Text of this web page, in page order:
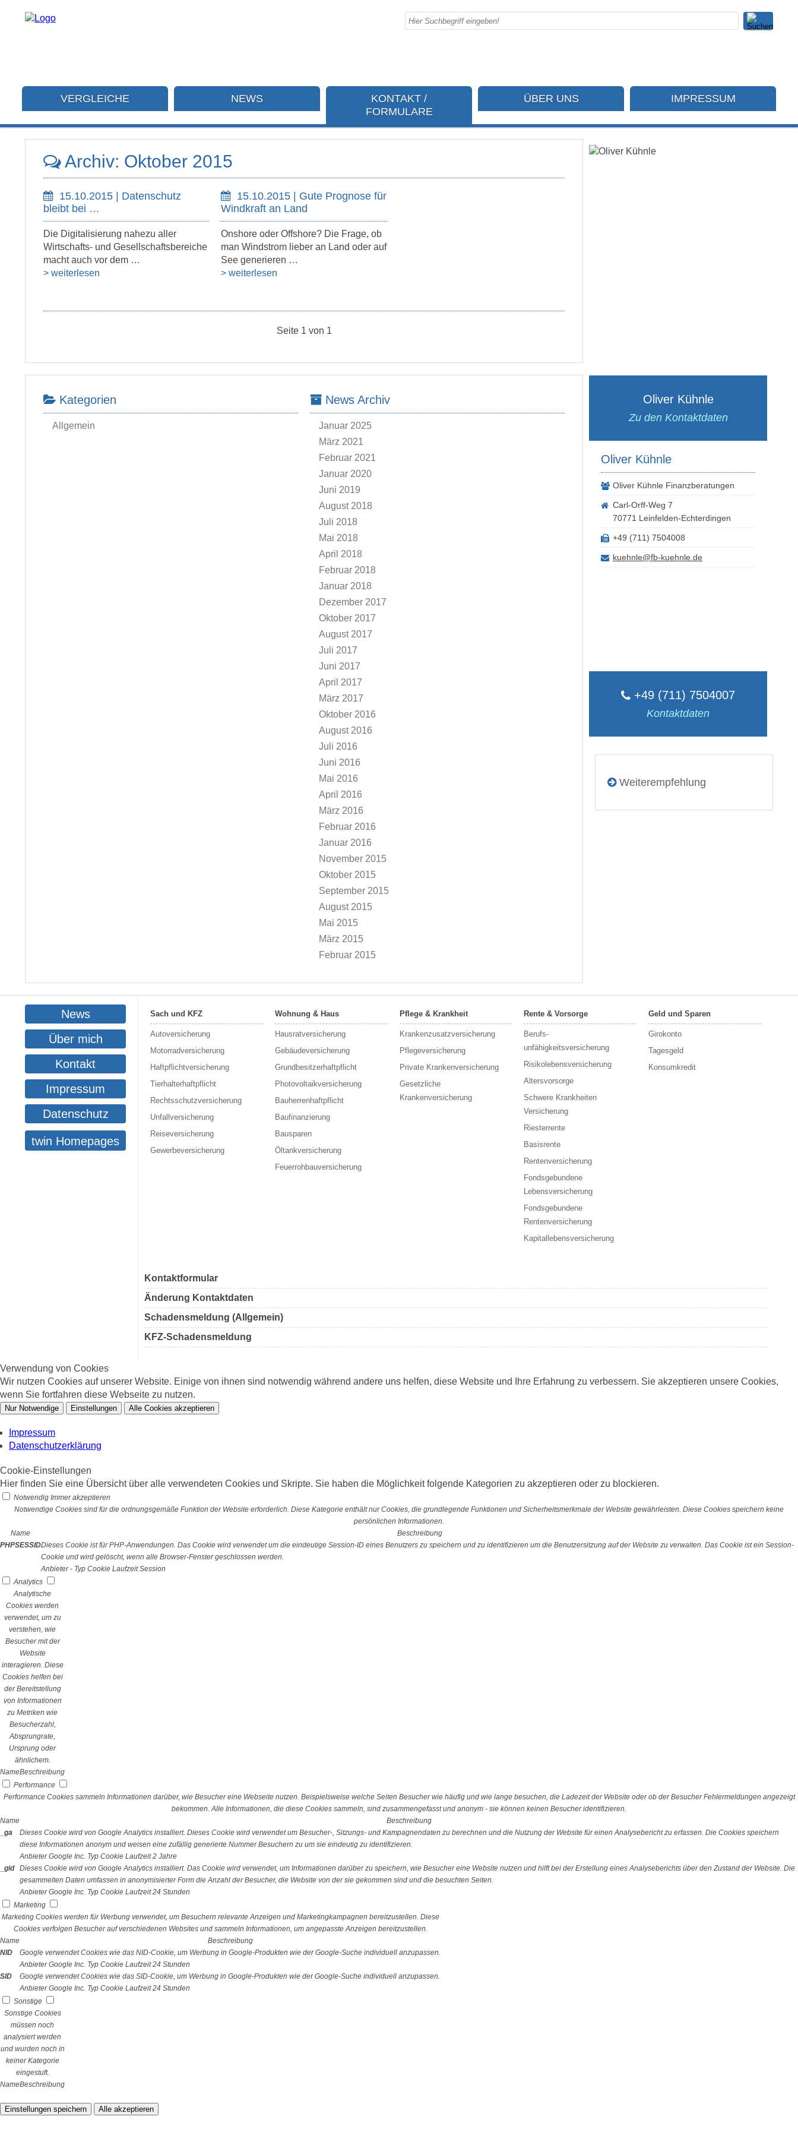
VERGLEICHE NEWS
KONTAKT /
FORMULARE
ÜBER UNS IMPRESSUM
Oliver Kühnle
Zu den Kontaktdaten
Oliver Kühnle
Oliver Kühnle Finanzberatungen
Carl-Orff-Weg 7
70771 Leinfelden-Echterdingen
+49 (711) 7504008
kuehnle@fb-kuehnle.de
+49 (711) 7504007
Kontaktdaten
Weiterempfehlung
Archiv: Oktober 2015
15.10.2015 | Datenschutz
bleibt bei …
Die Digitalisierung nahezu aller
Wirtschafts- und Gesellschaftsbereiche
macht auch vor dem …
> weiterlesen
15.10.2015 | Gute Prognose für
Windkraft an Land
Onshore oder Offshore? Die Frage, ob
man Windstrom lieber an Land oder auf
See generieren …
> weiterlesen
Seite 1 von 1
Kategorien
Allgemein
News Archiv
Januar 2025
März 2021
Februar 2021
Januar 2020
Juni 2019
August 2018
Juli 2018
Mai 2018
April 2018
Februar 2018
Januar 2018
Dezember 2017
Oktober 2017
August 2017
Juli 2017
Juni 2017
April 2017
März 2017
Oktober 2016
August 2016
Juli 2016
Juni 2016
Mai 2016
April 2016
März 2016
Februar 2016
Januar 2016
November 2015
Oktober 2015
September 2015
August 2015
Mai 2015
März 2015
Februar 2015
News
Über mich
Kontakt
Impressum
Datenschutz
twin Homepages
Sach und KFZ
Autoversicherung
Motorradversicherung
Haftpflichtversicherung
Tierhalterhaftpflicht
Rechtsschutzversicherung
Unfallversicherung
Reiseversicherung
Gewerbeversicherung
Wohnung & Haus
Hausratversicherung
Gebäudeversicherung
Grundbesitzerhaftpflicht
Photovoltaikversicherung
Bauherrenhaftpflicht
Baufinanzierung
Bausparen
Öltankversicherung
Feuerrohbauversicherung
Pflege & Krankheit
Krankenzusatzversicherung
Pflegeversicherung
Private Krankenversicherung
Gesetzliche
Krankenversicherung
Rente & Vorsorge
Berufs­
unfähigkeitsversicherung
Risikolebensversicherung
Altersvorsorge
Schwere Krankheiten
Versicherung
Riesterrente
Basisrente
Rentenversicherung
Fondsgebundene
Lebensversicherung
Fondsgebundene
Rentenversicherung
Kapitallebensversicherung
Geld und Sparen
Girokonto
Tagesgeld
Konsumkredit
Kontaktformular
Änderung Kontaktdaten
Schadensmeldung (Allgemein)
KFZ-Schadensmeldung
Verwendung von Cookies
Wir nutzen Cookies auf unserer Website. Einige von ihnen sind notwendig während andere uns helfen, diese Website und Ihre Erfahrung zu verbessern. Sie akzeptieren unsere Cookies,
wenn Sie fortfahren diese Webseite zu nutzen.
Nur Notwendige Einstellungen Alle Cookies akzeptieren
Impressum
Datenschutzerklärung
Cookie-Einstellungen
Hier finden Sie eine Übersicht über alle verwendeten Cookies und Skripte. Sie haben die Möglichkeit folgende Kategorien zu akzeptieren oder zu blockieren.
Notwendig Immer akzeptieren
Notwendige Cookies sind für die ordnungsgemäße Funktion der Website erforderlich. Diese Kategorie enthält nur Cookies, die grundlegende Funktionen und Sicherheitsmerkmale der Website gewährleisten. Diese Cookies speichern keine
persönlichen Informationen.
Name
Beschreibung
PHPSESSIDDieses Cookie ist für PHP-Anwendungen. Das Cookie wird verwendet um die eindeutige Session-ID eines Benutzers zu speichern und zu identifizieren um die Benutzersitzung auf der Website zu verwalten. Das Cookie ist ein Session-
Cookie und wird gelöscht, wenn alle Browser-Fenster geschlossen werden.
Anbieter - Typ Cookie Laufzeit Session
Analytics
Analytische
Cookies werden
verwendet, um zu
verstehen, wie
Besucher mit der
Website
interagieren. Diese
Cookies helfen bei
der Bereitstellung
von Informationen
zu Metriken wie
Besucherzahl,
Absprungrate,
Ursprung oder
ähnlichem.
NameBeschreibung
Performance
Performance Cookies sammeln Informationen darüber, wie Besucher eine Webseite nutzen. Beispielsweise welche Seiten Besucher wie häufig und wie lange besuchen, die Ladezeit der Website oder ob der Besucher Fehlermeldungen angezeigt
bekommen. Alle Informationen, die diese Cookies sammeln, sind zusammengefasst und anonym - sie können keinen Besucher identifizieren.
Name
Beschreibung
_ga
Dieses Cookie wird von Google Analytics installiert. Dieses Cookie wird verwendet um Besucher-, Sitzungs- und Kampagnendaten zu berechnen und die Nutzung der Website für einen Analysebericht zu erfassen. Die Cookies speichern
diese Informationen anonym und weisen eine zufällig generierte Nummer Besuchern zu um sie eindeutig zu identifizieren.
Anbieter Google Inc. Typ Cookie Laufzeit 2 Jahre
_gid
Dieses Cookie wird von Google Analytics installiert. Das Cookie wird verwendet, um Informationen darüber zu speichern, wie Besucher eine Website nutzen und hilft bei der Erstellung eines Analyseberichts über den Zustand der Website. Die
gesammelten Daten umfassen in anonymisierter Form die Anzahl der Besucher, die Website von der sie gekommen sind und die besuchten Seiten.
Anbieter Google Inc. Typ Cookie Laufzeit 24 Stunden
Marketing
Marketing Cookies werden für Werbung verwendet, um Besuchern relevante Anzeigen und Marketingkampagnen bereitzustellen. Diese
Cookies verfolgen Besucher auf verschiedenen Websites und sammeln Informationen, um angepasste Anzeigen bereitzustellen.
Name
Beschreibung
NID
Google verwendet Cookies wie das NID-Cookie, um Werbung in Google-Produkten wie der Google-Suche individuell anzupassen.
Anbieter Google Inc. Typ Cookie Laufzeit 24 Stunden
SID
Google verwendet Cookies wie das SID-Cookie, um Werbung in Google-Produkten wie der Google-Suche individuell anzupassen.
Anbieter Google Inc. Typ Cookie Laufzeit 24 Stunden
Sonstige
Sonstige Cookies
müssen noch
analysiert werden
und wurden noch in
keiner Kategorie
eingestuft.
NameBeschreibung
Einstellungen speichern Alle akzeptieren